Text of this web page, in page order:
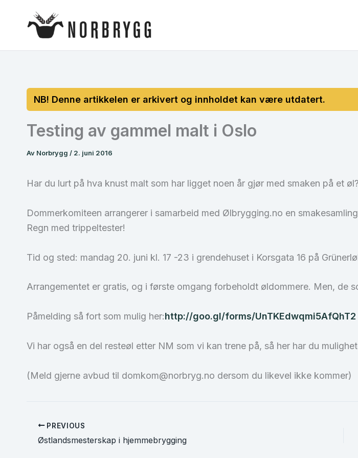
Testing av gammel malt i Oslo
Av Norbrygg / 2. juni 2016
Har du lurt på hva knust malt som har ligget noen år gjør med smaken på et
Dommerkomiteen arrangerer i samarbeid med Ølbrygging.no en
Regn med trippeltester!
Tid og sted: mandag 20. juni kl. 17 -23 i grendehuset i Korsgata 16 på
Arrangementet er gratis, og i første omgang forbeholdt øldommere. Men, de
Påmelding så fort som mulig her:http://goo.gl/forms/UnTKEdwqmi5AfQhT2
Vi har også en del resteøl etter NM som vi kan trene på, så her har du
(Meld gjerne avbud til domkom@norbryg.no dersom du likevel ikke kommer)
PREVIOUS
Østlandsmesterskap i hjemmebrygging